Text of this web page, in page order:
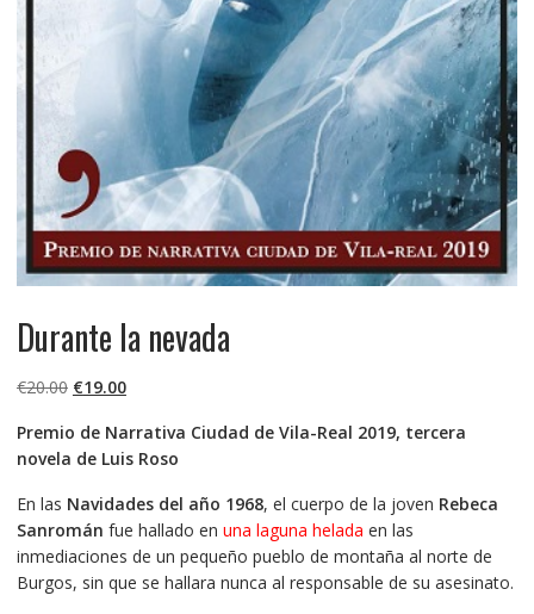
Durante la nevada
€20.00 El
original
era:
€19.00El
actual
es:
Premio de Narrativa Ciudad de Vila-Real 2019, tercera
novela de Luis Roso
En las Navidades del año 1968, el cuerpo de la joven Rebeca
Sanromán fue hallado en una laguna helada en las
inmediaciones de un pequeño pueblo de montaña al norte de
Burgos, sin que se hallara nunca al responsable de su asesinato.